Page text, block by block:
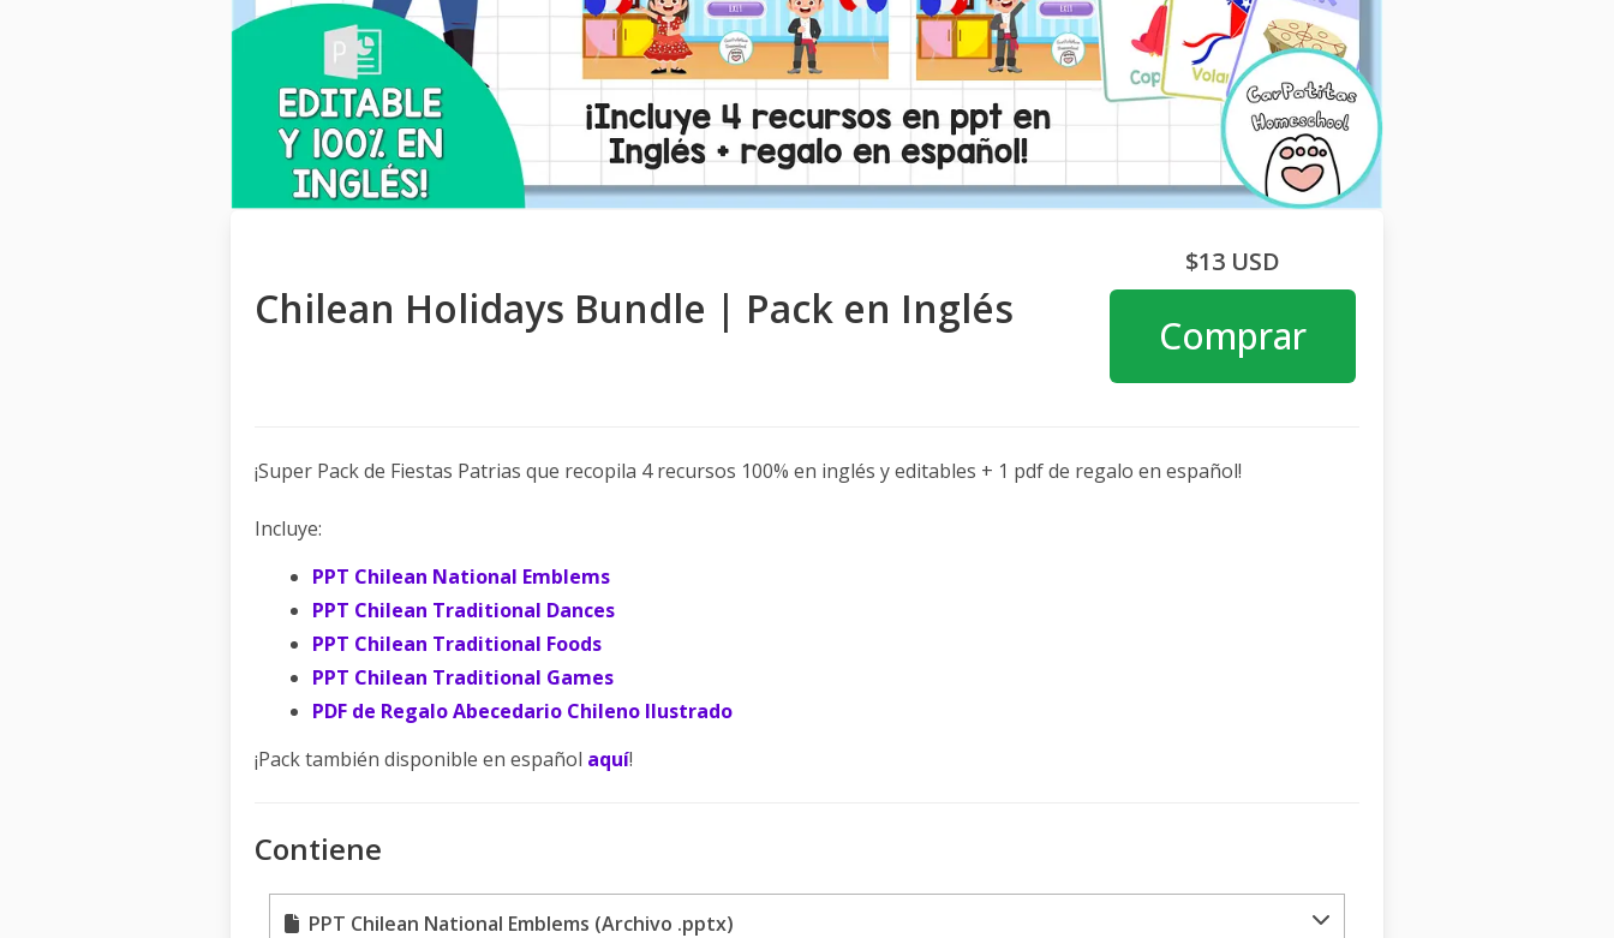
Chilean Holidays Bundle | Pack en Inglés
$13 USD
Comprar
¡Super Pack de Fiestas Patrias que recopila 4 recursos 100% en inglés y editables + 1 pdf de regalo en español!
Incluye:
PPT Chilean National Emblems
PPT Chilean Traditional Dances
PPT Chilean Traditional Foods
PPT Chilean Traditional Games
PDF de Regalo Abecedario Chileno Ilustrado
¡Pack también disponible en español aquí!
Contiene
PPT Chilean National Emblems (Archivo .pptx)